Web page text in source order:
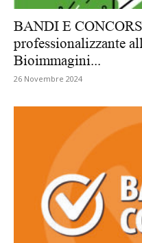
BANDI E
professionalizzante
Bioimmagini...
26 Novembre 2024